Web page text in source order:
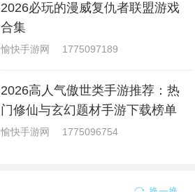
2026必玩的漫威复仇者联盟游戏
合集
愉快手游网 1775097189
2026高人气傲世类手游推荐：热
门修仙与玄幻题材手游下载榜单
愉快手游网 1775096754